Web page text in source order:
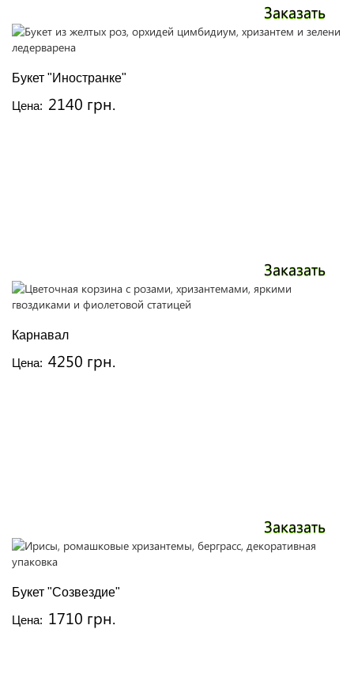
Заказать
Букет "Иностранке"
Цена: 2140 грн.
Заказать
Карнавал
Цена: 4250 грн.
Заказать
Букет "Созвездие"
Цена: 1710 грн.